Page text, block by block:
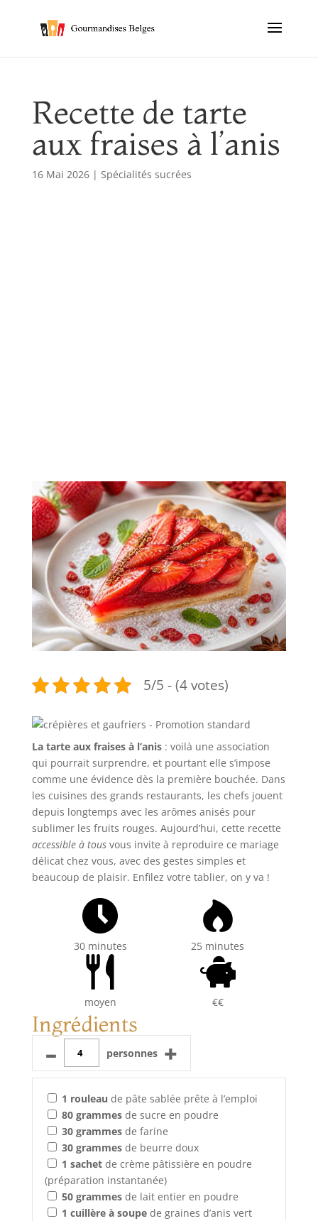
Recette de tarte
aux fraises à l’anis
16 Mai 2026| Spécialités sucrées
5/5 - (4 votes)
La tarte aux fraises à l’anis: voilà une association
qui pourrait surprendre, et pourtant elle s’impose
comme une évidence dès la première bouchée. Dans
les cuisines des grands restaurants, les chefs jouent
depuis longtemps avec les arômes anisés pour
sublimer les fruits rouges. Aujourd’hui, cette recette
accessible à tousvous invite à reproduire ce mariage
délicat chez vous, avec des gestes simples et
beaucoup de plaisir. Enfilez votre tablier, on y va !
30 minutes 25 minutes
moyen €€
Ingrédients
– personnes +
1 rouleau de pâte sablée prête à l’emploi
80 grammesde sucre en poudre
30 grammesde farine
30 grammesde beurre doux
1 sachetde crème pâtissière en poudre
(préparation instantanée)
50 grammesde lait entier en poudre
1 cuillère à soupede graines d’anis vert